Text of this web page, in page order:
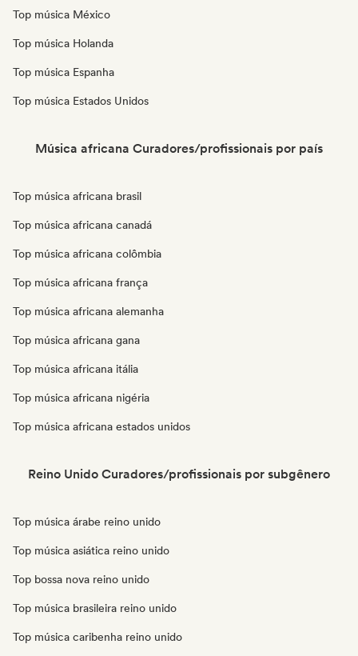
Top música México
Top música Holanda
Top música Espanha
Top música Estados Unidos
Música africana Curadores/profissionais por país
Top música africana brasil
Top música africana canadá
Top música africana colômbia
Top música africana frança
Top música africana alemanha
Top música africana gana
Top música africana itália
Top música africana nigéria
Top música africana estados unidos
Reino Unido Curadores/profissionais por subgênero
Top música árabe reino unido
Top música asiática reino unido
Top bossa nova reino unido
Top música brasileira reino unido
Top música caribenha reino unido